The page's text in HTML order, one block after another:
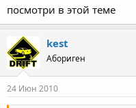
посмотри в этой теме
kest
Абориген
24 Июн 2010